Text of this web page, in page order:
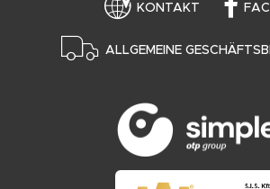
KONTAKT
ALLGEMEINE